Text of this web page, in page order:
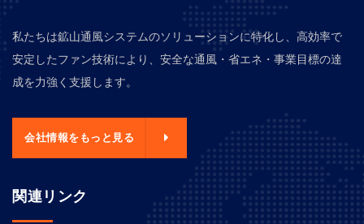
私たちは鉱山通風システムのソリューションに特化し、高効率で
安定したファン技術により、安全な通風・省エネ・事業目標の達
成を力強く支援します。
会社情報をもっと見る
関連リンク